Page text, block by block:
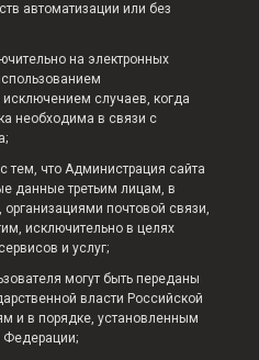
автоматизации или без
на электронных
случаев, когда
необходима в связи с
тем, что Администрация сайта
данные третьим лицам, в
почтовой связи,
исключительно в целях
и услуг;
могут быть переданы
власти Российской
и в порядке, установленным
Федерации;